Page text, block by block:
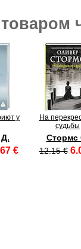
у
€
На
судьбы
Стормс
12.15 €